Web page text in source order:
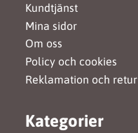
Kundtjänst
Mina sidor
Om oss
Policy och cookies
Reklamation och retur
Kategorier